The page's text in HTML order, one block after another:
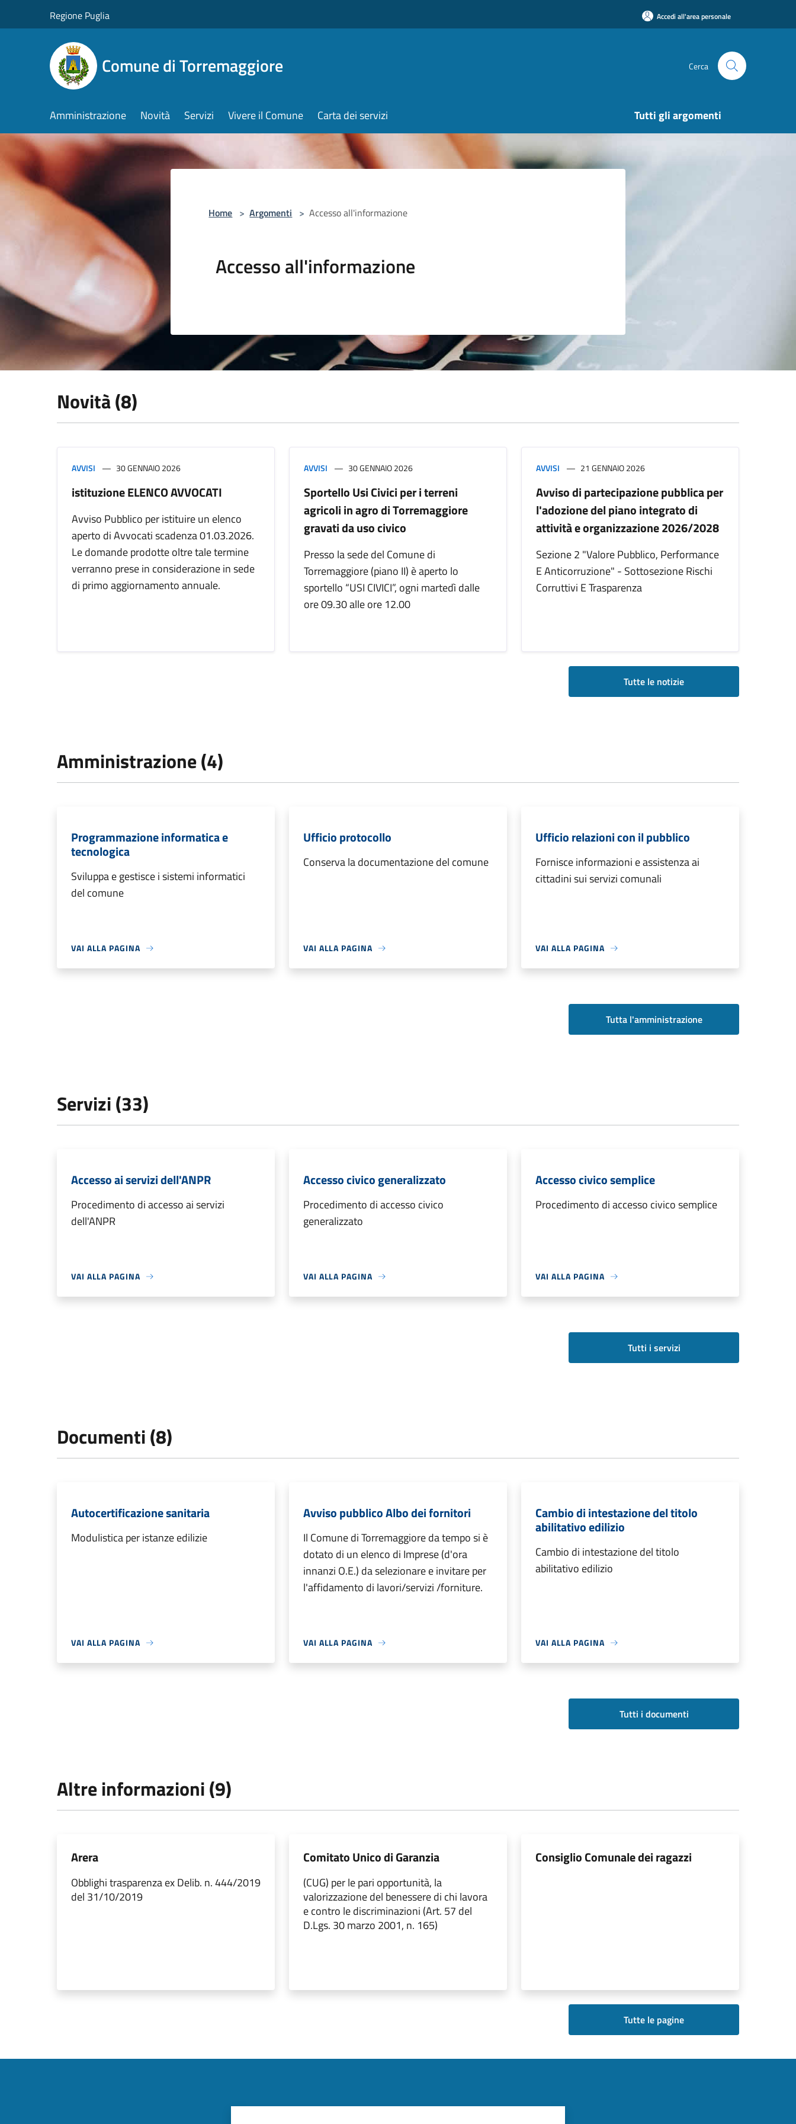
Regione Puglia Accedi all'area personale
Comune di Torremaggiore Cerca
Amministrazione Novità Servizi Vivere il Comune Carta dei servizi Tutti gli argomenti
Home > Argomenti > Accesso all'informazione
Accesso all'informazione
Novità (8)
AVVISI 30 GENNAIO 2026
istituzione ELENCO AVVOCATI
Avviso Pubblico per istituire un elenco
aperto di Avvocati scadenza 01.03.2026.
Le domande prodotte oltre tale termine
verranno prese in considerazione in sede
di primo aggiornamento annuale.
AVVISI 30 GENNAIO 2026
Sportello Usi Civici per i terreni
agricoli in agro di Torremaggiore
gravati da uso civico
Presso la sede del Comune di
Torremaggiore (piano II) è aperto lo
sportello “USI CIVICI”, ogni martedì dalle
ore 09.30 alle ore 12.00
AVVISI 21 GENNAIO 2026
Avviso di partecipazione pubblica per
l'adozione del piano integrato di
attività e organizzazione 2026/2028
Sezione 2 "Valore Pubblico, Performance
E Anticorruzione" - Sottosezione Rischi
Corruttivi E Trasparenza
Tutte le notizie
Amministrazione (4)
Programmazione informatica e
tecnologica
Sviluppa e gestisce i sistemi informatici
del comune
VAI ALLA PAGINA
Ufficio protocollo
Conserva la documentazione del comune
VAI ALLA PAGINA
Ufficio relazioni con il pubblico
Fornisce informazioni e assistenza ai
cittadini sui servizi comunali
VAI ALLA PAGINA
Tutta l'amministrazione
Servizi (33)
Accesso ai servizi dell'ANPR
Procedimento di accesso ai servizi
dell'ANPR
VAI ALLA PAGINA
Accesso civico generalizzato
Procedimento di accesso civico
generalizzato
VAI ALLA PAGINA
Accesso civico semplice
Procedimento di accesso civico semplice
VAI ALLA PAGINA
Tutti i servizi
Documenti (8)
Autocertificazione sanitaria
Modulistica per istanze edilizie
VAI ALLA PAGINA
Avviso pubblico Albo dei fornitori
Il Comune di Torremaggiore da tempo si è
dotato di un elenco di Imprese (d'ora
innanzi O.E.) da selezionare e invitare per
l'affidamento di lavori/servizi /forniture.
VAI ALLA PAGINA
Cambio di intestazione del titolo
abilitativo edilizio
Cambio di intestazione del titolo
abilitativo edilizio
VAI ALLA PAGINA
Tutti i documenti
Altre informazioni (9)
Arera
Obblighi trasparenza ex Delib. n. 444/2019
del 31/10/2019
Comitato Unico di Garanzia
(CUG) per le pari opportunità, la
valorizzazione del benessere di chi lavora
e contro le discriminazioni (Art. 57 del
D.Lgs. 30 marzo 2001, n. 165)
Consiglio Comunale dei ragazzi
Tutte le pagine